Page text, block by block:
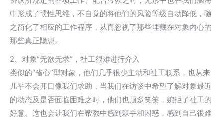
中形成了惯性思维，不自觉的将他们的风险等级自动降低，随
之简化了相应的工作程序，从而忽视了那些埋藏在对象内心的
那些真正隐患。
2、对象“无欲无求”，社工很难进行介入
类似的“省心”型对象，他们几乎很少主动和社工联系，也从来
几乎不会开口像我们求助，当我们在访谈中希望了解对象最近
的动态及是否面临困难之时，他们也顶多笑笑，婉拒了社工的
好意。这也会让我们在帮教中感到棘手和困惑，感到自己很难